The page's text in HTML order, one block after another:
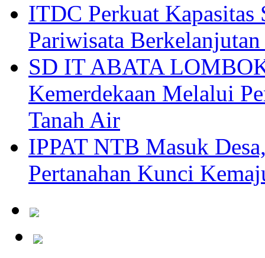
ITDC Perkuat
Pariwisata
SD IT ABATA
Kemerdekaan Melalui
Tanah Air
IPPAT NTB Masuk
Pertanahan Kunci